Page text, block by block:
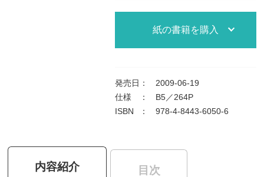
紙の書籍を購入
発売日 ：
2009-06-19
仕様
：
B5／264P
ISBN
： 978-4-8443-6050-6
内容紹介 目次